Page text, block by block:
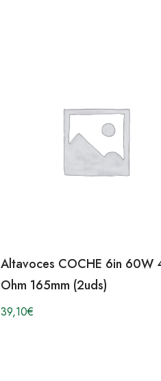
Altavoces COCHE 6in 60W
Ohm 165mm (2uds)
39,10€